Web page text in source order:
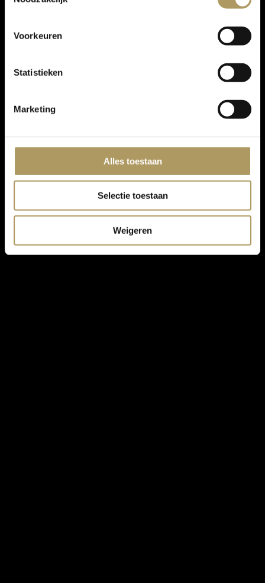
Voorkeuren
Statistieken
Marketing
Alles toestaan
Selectie toestaan
Weigeren